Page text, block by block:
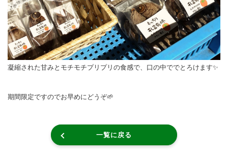
凝縮された甘みとモチモチプリプリの食感で、口の中ででとろけます✨
期間限定ですのでお早めにどうぞ🌱
一覧に戻る